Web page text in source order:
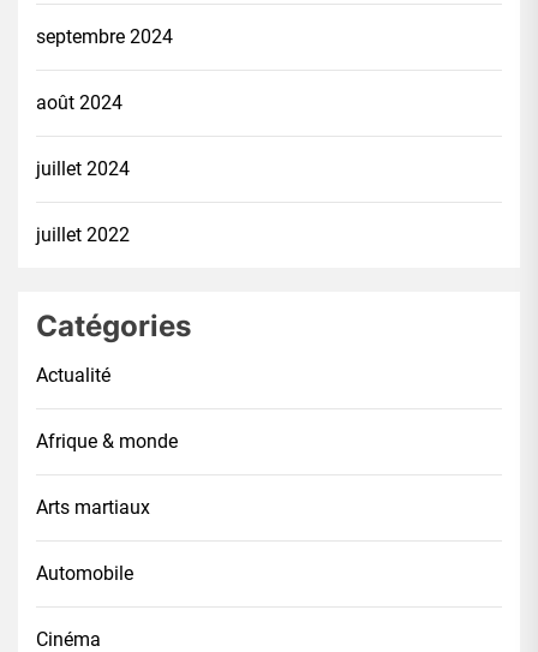
septembre 2024
août 2024
juillet 2024
juillet 2022
Catégories
Actualité
Afrique & monde
Arts martiaux
Automobile
Cinéma